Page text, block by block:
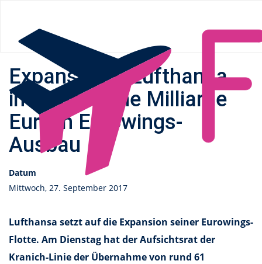
Expansion – Lufthansa
investiert eine Milliarde
Euro in Eurowings-
Ausbau
Datum
Mittwoch, 27. September 2017
Lufthansa setzt auf die Expansion seiner Eurowings-
Flotte. Am Dienstag hat der Aufsichtsrat der
Kranich-Linie der Übernahme von rund 61